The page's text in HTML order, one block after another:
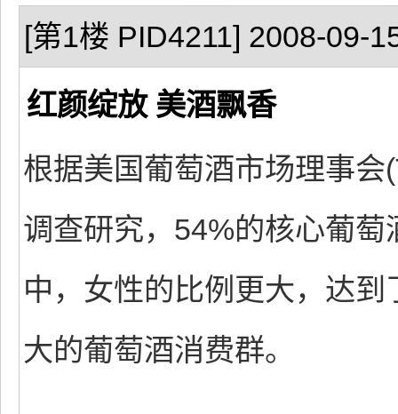
[第1楼 PID4211] 2008-09-
红颜绽放 美酒飘香
根据美国葡萄酒市场理事
调查研究，54%的核心葡
中，女性的比例更大，达
大的葡萄酒消费群。